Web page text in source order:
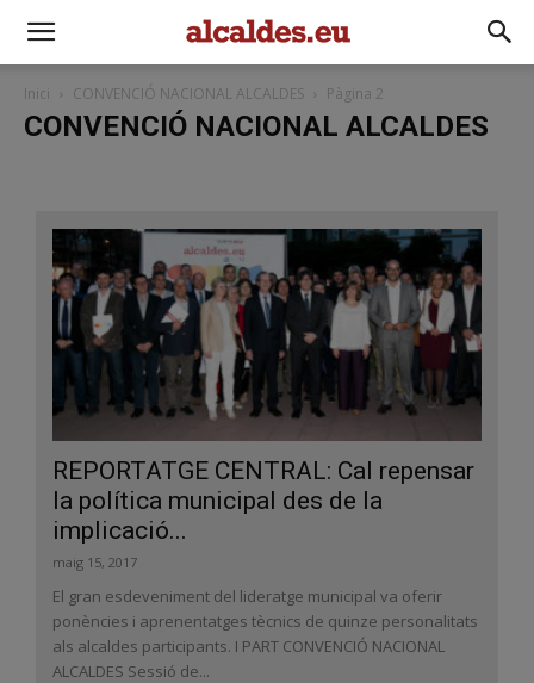
Inici CONVENCIÓ NACIONAL ALCALDES Pàgina 2
CONVENCIÓ NACIONAL ALCALDES
REPORTATGE CENTRAL: Cal repensar
la política municipal des de la
implicació...
maig 15, 2017
El gran esdeveniment del lideratge municipal va oferir
ponències i aprenentatges tècnics de quinze personalitats
als alcaldes participants. I PART CONVENCIÓ NACIONAL
ALCALDES Sessió de...